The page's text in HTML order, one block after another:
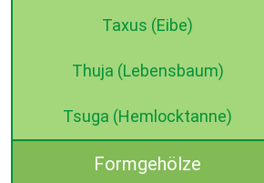
Taxus (Eibe)
Thuja (Lebensbaum)
Tsuga (Hemlocktanne)
Formgehölze